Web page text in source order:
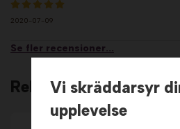
2020-07-09
Se fler recensioner...
Relaterade produkter
Vi skräddarsyr
upplevelse